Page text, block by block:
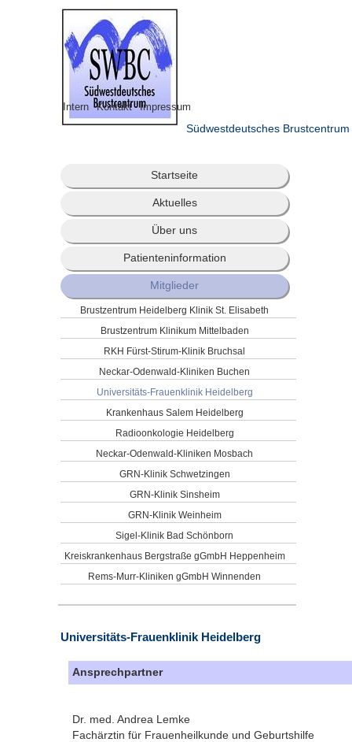
Intern Kontakt Impressum
Südwestdeutsches Brustcentrum
Startseite
Aktuelles
Über uns
Patienteninformation
Mitglieder
Brustzentrum Heidelberg Klinik St. Elisabeth
Brustzentrum Klinikum Mittelbaden
RKH Fürst-Stirum-Klinik Bruchsal
Neckar-Odenwald-Kliniken Buchen
Universitäts-Frauenklinik Heidelberg
Krankenhaus Salem Heidelberg
Radioonkologie Heidelberg
Neckar-Odenwald-Kliniken Mosbach
GRN-Klinik Schwetzingen
GRN-Klinik Sinsheim
GRN-Klinik Weinheim
Sigel-Klinik Bad Schönborn
Kreiskrankenhaus Bergstraße gGmbH Heppenheim
Rems-Murr-Kliniken gGmbH Winnenden
Universitäts-Frauenklinik Heidelberg
Ansprechpartner
Dr. med. Andrea Lemke
Fachärztin für Frauenheilkunde und Geburtshilfe